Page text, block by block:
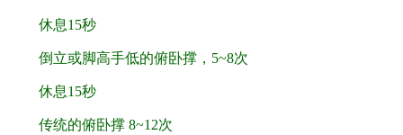
休息15秒
倒立或脚高手低的俯卧撑，5~8次
休息15秒
传统的俯卧撑 8~12次